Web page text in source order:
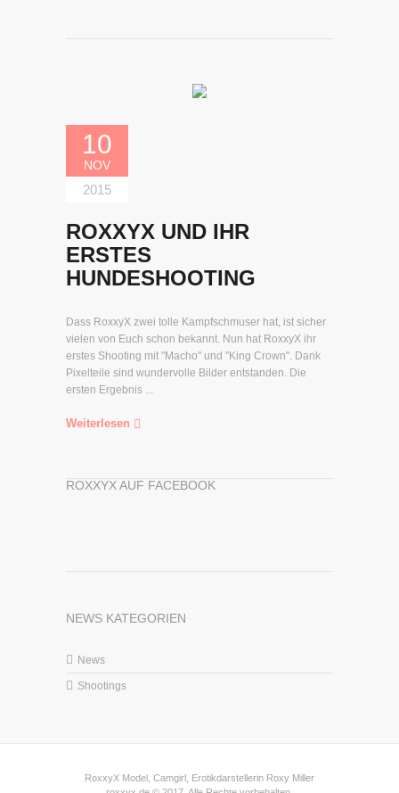
10
NOV
2015
ROXXYX UND IHR
ERSTES
HUNDESHOOTING
Dass RoxxyX zwei tolle Kampfschmuser hat, ist sicher
vielen von Euch schon bekannt. Nun hat RoxxyX ihr
erstes Shooting mit "Macho" und "King Crown". Dank
Pixelteile sind wundervolle Bilder entstanden. Die
ersten Ergebnis ...
Weiterlesen
ROXXYX AUF FACEBOOK
NEWS KATEGORIEN
News
Shootings
RoxxyX Model, Camgirl, Erotikdarstellerin Roxy Miller